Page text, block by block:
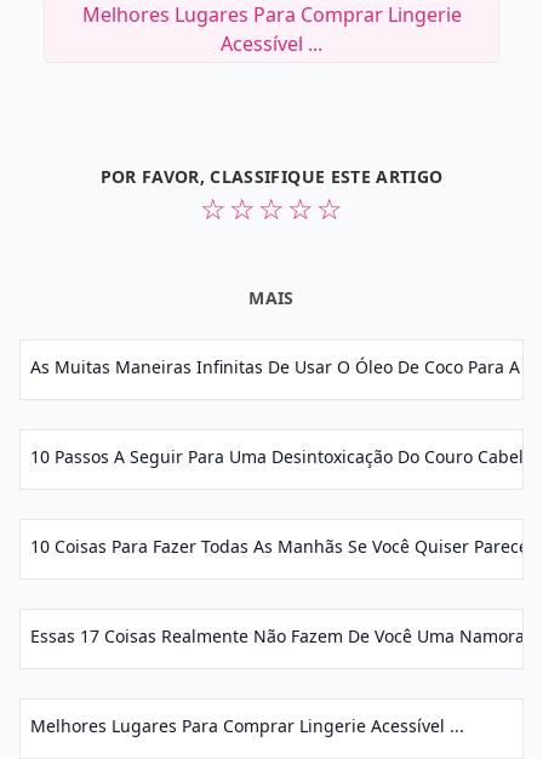
Melhores Lugares Para Comprar Lingerie
Acessível ...
POR FAVOR, CLASSIFIQUE ESTE ARTIGO
☆
☆
☆
☆
☆
MAIS
As Muitas Maneiras Infinitas De Usar O Óleo De Coco Para A
10 Passos A Seguir Para Uma Desintoxicação Do Couro
10 Coisas Para Fazer Todas As Manhãs Se Você Quiser
Essas 17 Coisas Realmente Não Fazem De Você Uma
Melhores Lugares Para Comprar Lingerie Acessível ...